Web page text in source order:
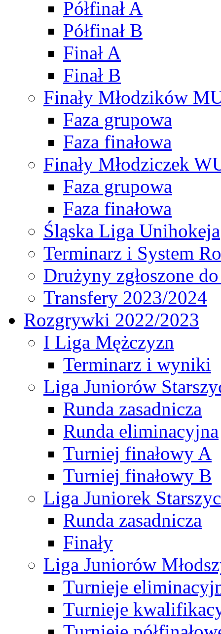
Półfinał A
Półfinał B
Finał A
Finał B
Finały Młodzików
Faza grupowa
Faza finałowa
Finały Młodziczek
Faza grupowa
Faza finałowa
Śląska Liga Unihokeja
Terminarz i System
Drużyny zgłoszone
Transfery 2023/2024
Rozgrywki 2022/2023
I Liga Mężczyzn
Terminarz i wyniki
Liga Juniorów
Runda zasadnicza
Runda eliminacyjna
Turniej finałowy A
Turniej finałowy B
Liga Juniorek
Runda zasadnicza
Finały
Liga Juniorów
Turnieje
Turnieje